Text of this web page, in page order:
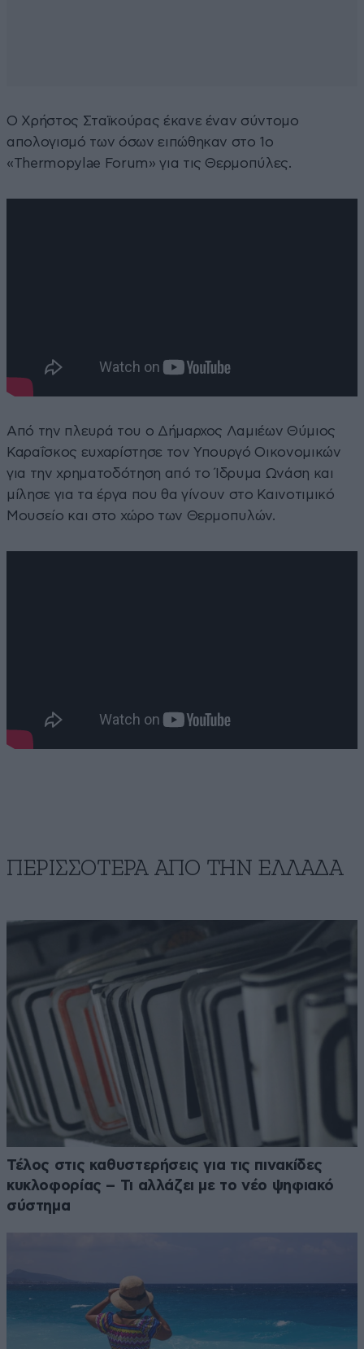
Ο Χρήστος Σταϊκούρας έκανε έναν σύντομο
απολογισμό των όσων ειπώθηκαν στο 1ο
«Thermopylae Forum» για τις Θερμοπύλες.
Από την πλευρά του ο Δήμαρχος Λαμιέων Θύμιος
Καραΐσκος ευχαρίστησε τον Υπουργό Οικονομικών
για την χρηματοδότηση από το Ίδρυμα Ωνάση και
μίλησε για τα έργα που θα γίνουν στο Καινοτιμικό
Μουσείο και στο χώρο των Θερμοπυλών.
ΠΕΡΙΣΣΟΤΕΡΑ ΑΠΟ ΤΗΝ ΕΛΛΑΔΑ
Τέλος στις καθυστερήσεις για τις πινακίδες
κυκλοφορίας – Τι αλλάζει με το νέο ψηφιακό
σύστημα